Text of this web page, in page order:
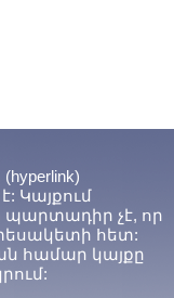
Կայքում
չէ, որ
հետ:
համար կայքը